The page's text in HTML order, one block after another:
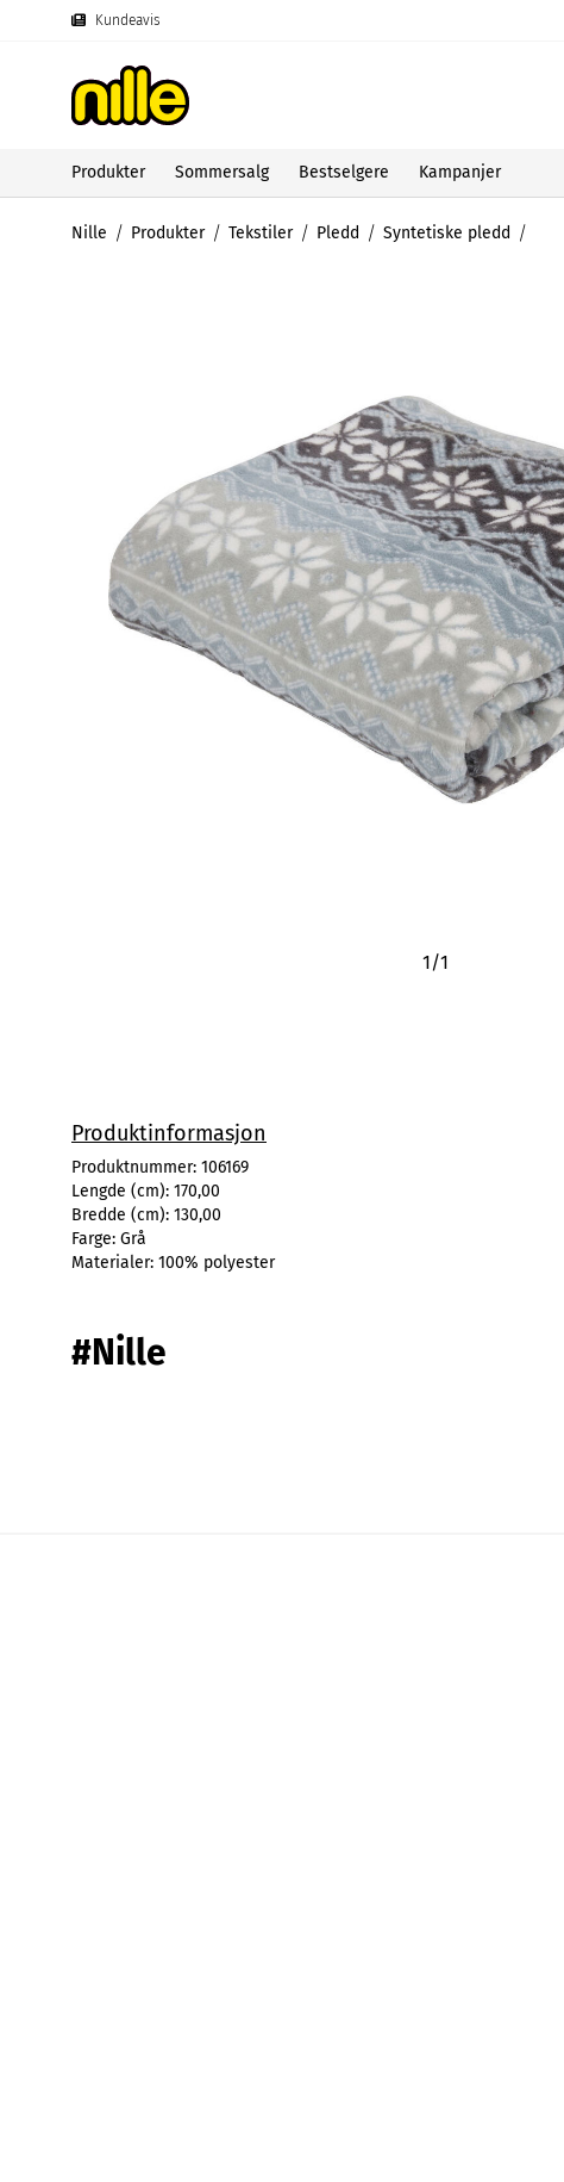
Kundeavis
Produkter Sommersalg Bestselgere Kampanjer
Nille Produkter Tekstiler Pledd Syntetiske pledd
1/1
Produktinformasjon
Produktnummer: 106169
Lengde (cm): 170,00
Bredde (cm): 130,00
Farge: Grå
Materialer: 100% polyester
#Nille